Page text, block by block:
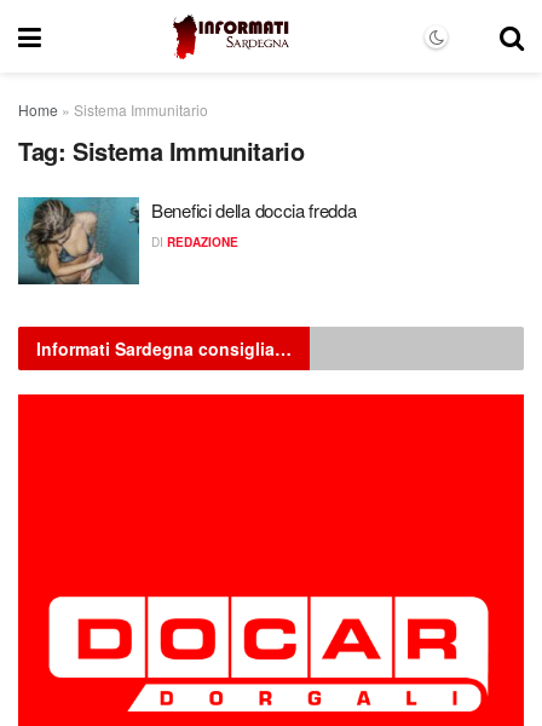
Home » Sistema Immunitario
Tag: Sistema Immunitario
Benefici della doccia fredda
DI REDAZIONE
Informati Sardegna consiglia…